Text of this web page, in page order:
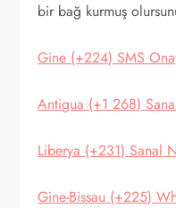
bir bağ kurmuş
Gine (+224) SMS
Antigua (+1 268)
Liberya (+231) Sanal
Gine-Bissau (+225)